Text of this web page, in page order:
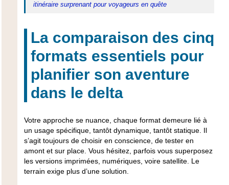
itinéraire surprenant pour voyageurs en quête
La comparaison des cinq
formats essentiels pour
planifier son aventure
dans le delta
Votre approche se nuance, chaque format demeure lié à
un usage spécifique, tantôt dynamique, tantôt statique. Il
s’agit toujours de choisir en conscience, de tester en
amont et sur place. Vous hésitez, parfois vous superposez
les versions imprimées, numériques, voire satellite. Le
terrain exige plus d’une solution.